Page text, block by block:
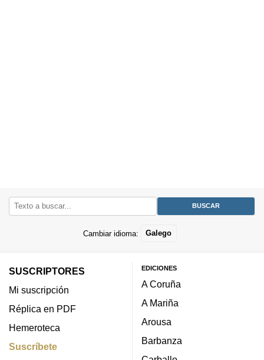
Cambiar idioma: Galego
SUSCRIPTORES
Mi suscripción
Réplica en PDF
Hemeroteca
Suscríbete
EDICIONES
A Coruña
A Mariña
Arousa
Barbanza